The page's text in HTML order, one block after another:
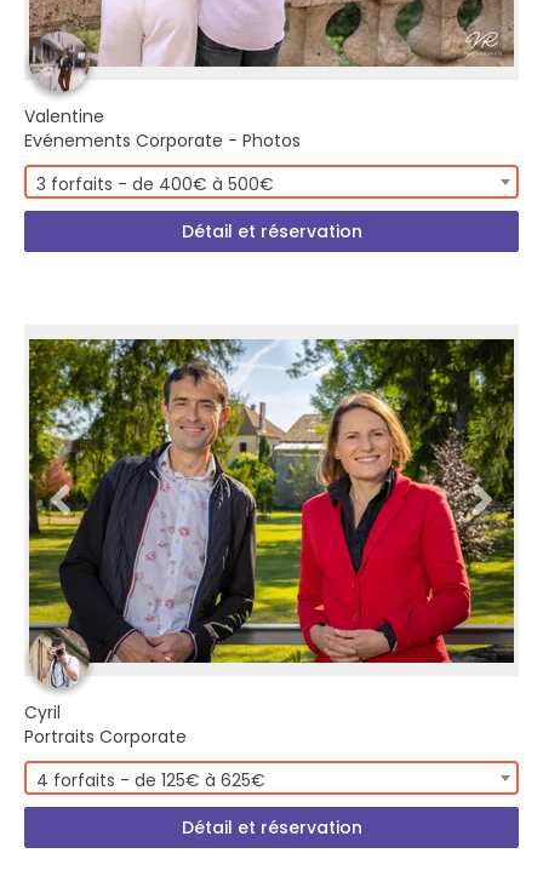
Valentine
Evénements Corporate - Photos
3 forfaits - de 400€ à 500€
Détail et réservation
Cyril
Portraits Corporate
4 forfaits - de 125€ à 625€
Détail et réservation